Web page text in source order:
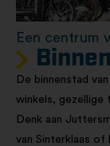
Een centrum
De binnenstad
winkels, gezellige
Denk aan
van Sinterklaas of